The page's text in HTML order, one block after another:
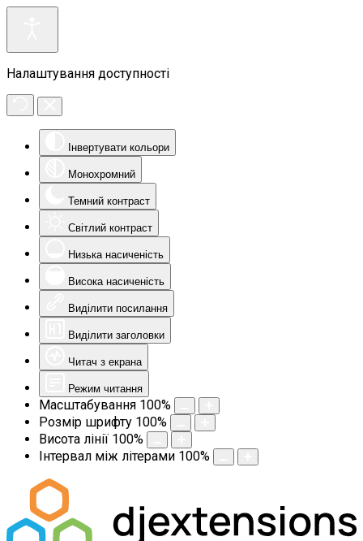
Налаштування доступності
Інвертувати кольори
Монохромний
Темний контраст
Світлий контраст
Низька насиченість
Висока насиченість
Виділити посилання
Виділити заголовки
Читач з екрана
Режим читання
Масштабування 100%
Розмір шрифту 100%
Висота лінії 100%
Інтервал між літерами 100%